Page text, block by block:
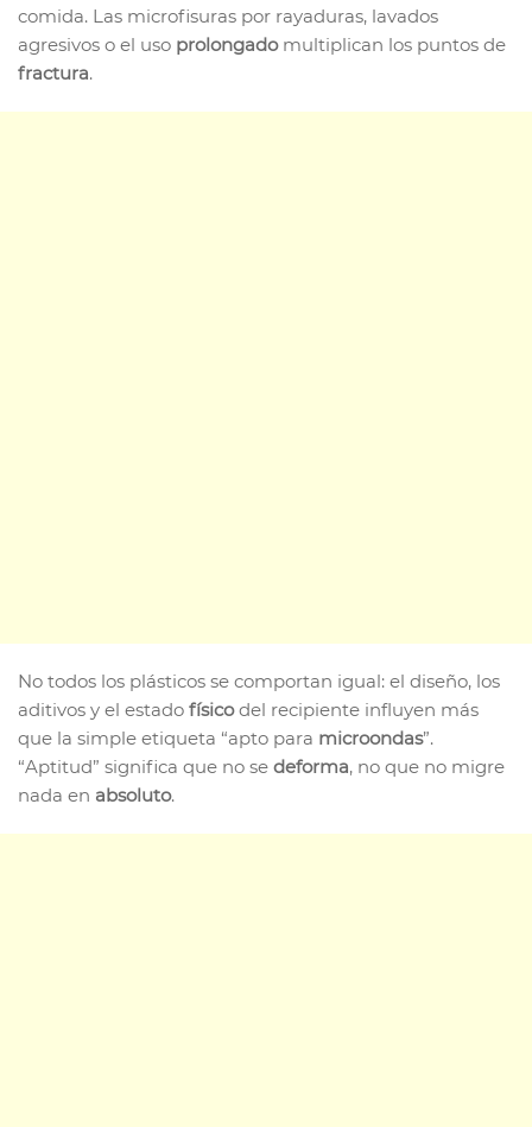
comida. Las microfisuras por rayaduras, lavados
agresivos o el uso prolongadomultiplican los puntos de
fractura.
No todos los plásticos se comportan igual: el diseño, los
aditivos y el estado físicodel recipiente influyen más
que la simple etiqueta “apto para microondas”.
“Aptitud” significa que no se deforma, no que no migre
nada en absoluto.